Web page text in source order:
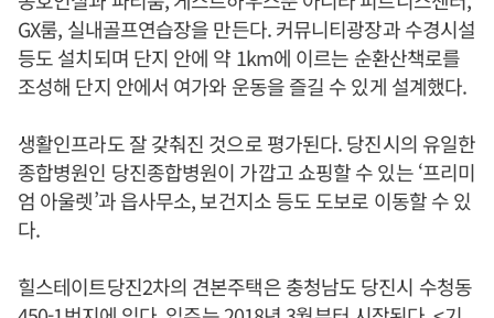
GX룸, 실내골프연습장을 만든다. 커뮤니티광장과 수경시설
등도 설치되며 단지 안에 약 1km에 이르는 순환산책로를
조성해 단지 안에서 여가와 운동을 즐길 수 있게 설계했다.
생활인프라도 잘 갖춰진 것으로 평가된다. 당진시의 유일한
종합병원인 당진종합병원이 가깝고 쇼핑할 수 있는 ‘프리미
엄 아울렛’과 읍사무소, 보건지소 등도 도보로 이동할 수 있
다.
힐스테이트당진2차의 견본주택은 충청남도 당진시 수청동